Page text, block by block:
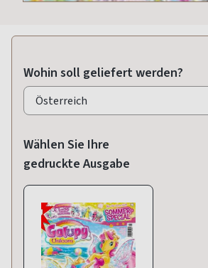
Wohin soll geliefert werden?
Wählen Sie Ihre
gedruckte Ausgabe